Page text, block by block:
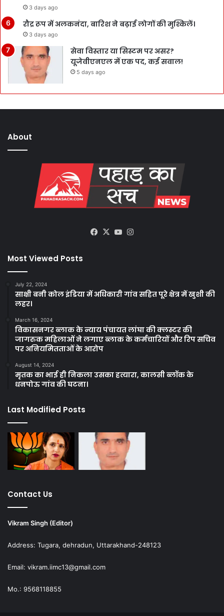
3 days ago
रौद्र रूप में अलकनंदा, बारिश ने बढ़ाई लोगों की मुश्किलें।
3 days ago
सेवा विस्तार या सिस्टम पर असर?
यूजेवीएनएल में एक पद, कई सवाल!
5 days ago
About
Facebook
X YouTube
Most Viewed Posts
July 22, 2024
साक्षी बनी कोल इंडिया में अधिकारी गांव सहित पूरे क्षेत्र में खुशी की
लहर।
March 16, 2024
विकासनगर ब्लाक के न्याय पंचायत लांघा की क्लस्टर की
जागरुक महिलाओं ने लगाए ब्लाक के कर्मचारियों और रिप सचिव
पर अनियमितताओं के आरोप
August 14, 2024
मृतक का भाई ही निकला उसका हत्यारा, कालसी ब्लॉक के
धनपोऊ गांव की घटना।
Last Modified Posts
Contact Us
Vikram Singh (Editor)
Address: Tugara, dehradun, Uttarakhand-248123
Email: vikram.iimc13@gmail.com
Mo.: 9568118855